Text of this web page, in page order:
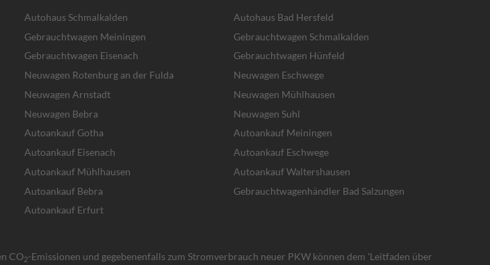
Autohaus Schmalkalden
Autohaus Bad Hersfeld
Gebrauchtwagen Meiningen
Gebrauchtwagen Schmalkalden
Gebrauchtwagen Eisenach
Gebrauchtwagen Hünfeld
Neuwagen Rotenburg an der Fulda
Neuwagen Eschwege
Neuwagen Arnstadt
Neuwagen Mühlhausen
Neuwagen Bebra
Neuwagen Suhl
Autoankauf Gotha
Autoankauf Meiningen
Autoankauf Eisenach
Autoankauf Eschwege
Autoankauf Mühlhausen
Autoankauf Waltershausen
Autoankauf Bebra
Gebrauchtwagenhändler Bad Salzungen
Autoankauf Erfurt
CO2-Emissionen und gegebenenfalls zum Stromverbrauch neuer PKW können dem 'Leitfaden über